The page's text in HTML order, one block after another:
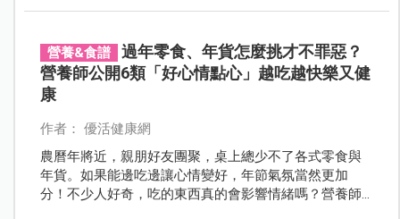
營養&食譜
過年零食、年貨怎麼挑才不罪惡？
營養師公開6類「好心情點心」越吃越快樂又健
康
作者： 優活健康網
農曆年將近，親朋好友團聚，桌上總少不了各式零食與
年貨。如果能邊吃邊讓心情變好，年節氣氛當然更加
分！不少人好奇，吃的東西真的會影響情緒嗎？營養師